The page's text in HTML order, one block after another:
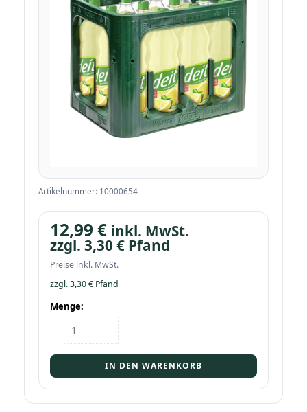
Artikelnummer: 10000654
12,99 € inkl. MwSt.
zzgl. 3,30 € Pfand
Preise inkl. MwSt.
zzgl.3,30€ Pfand
Menge:
Kasten
Deit
12/1,0
Menge
IN DEN WARENKORB